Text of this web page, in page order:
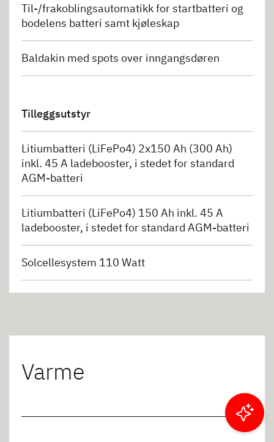
Til-/frakoblingsautomatikk for startbatteri og
bodelens batteri samt kjøleskap
Baldakin med spots over inngangsdøren
Tilleggsutstyr
Litiumbatteri (LiFePo4) 2x150 Ah (300 Ah)
inkl. 45 A ladebooster, i stedet for standard
AGM-batteri
Litiumbatteri (LiFePo4) 150 Ah inkl. 45 A
ladebooster, i stedet for standard AGM-batteri
Solcellesystem 110 Watt
Varme